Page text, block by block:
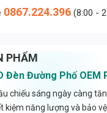
0867.224.396 (8:00 -
PHẨM
Đèn Đường Phố OEM
chiếu sáng ngày càng
kiệm năng lượng và bảo